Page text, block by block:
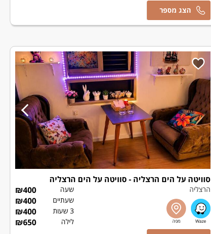
שרלי
סוויטה על הים הרצליה - סוויטה על הים הרצליה
הרצליה שעה ₪400
שעתיים ₪400
3 שעות ₪400
לילה ₪650